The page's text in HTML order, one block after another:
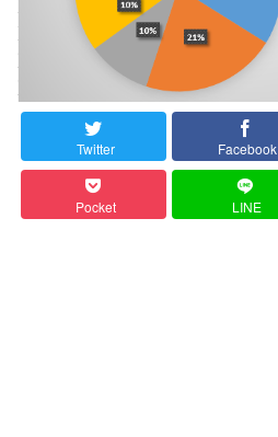
Twitter Facebook
Pocket LINE